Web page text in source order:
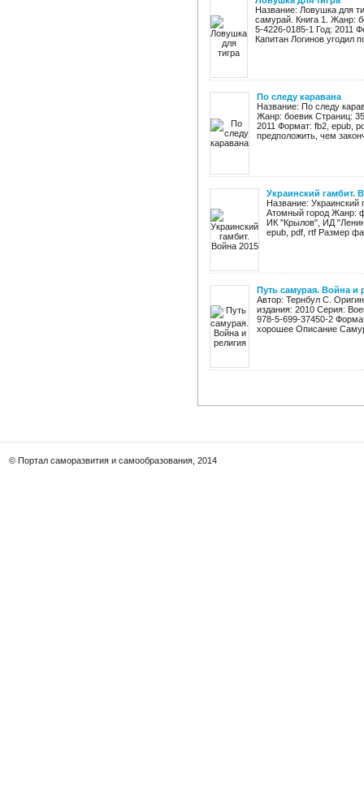
Название: Ловушка для
самурай. Книга 1. Жанр:
5-4226-0185-1 Год: 2011
Капитан Логинов угодил
По следу каравана
Название: По следу
Жанр: боевик Страниц:
2011 Формат: fb2, epub,
предположить, чем
Украинский гамбит.
Название:
Атомный город Жанр:
ИК "Крылов", ИД
epub, pdf, rtf Размер
Путь самурая. Война и
Автор: Тернбул С.
издания: 2010 Серия:
978-5-699-37450-2
хорошее Описание
© Портал саморазвития и самообразования, 2014